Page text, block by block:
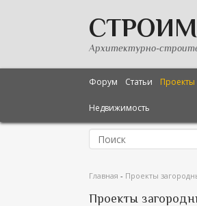
Архитектурно-
Форум Статьи
Недвижимость
Главная - Проекты
Проекты